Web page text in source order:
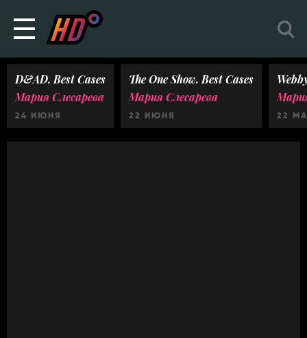
D&AD. Best Cases
Мария Слесарева
24 ИЮНЯ
The One Show. Best Cases
Мария Слесарева
22 ИЮНЯ 22